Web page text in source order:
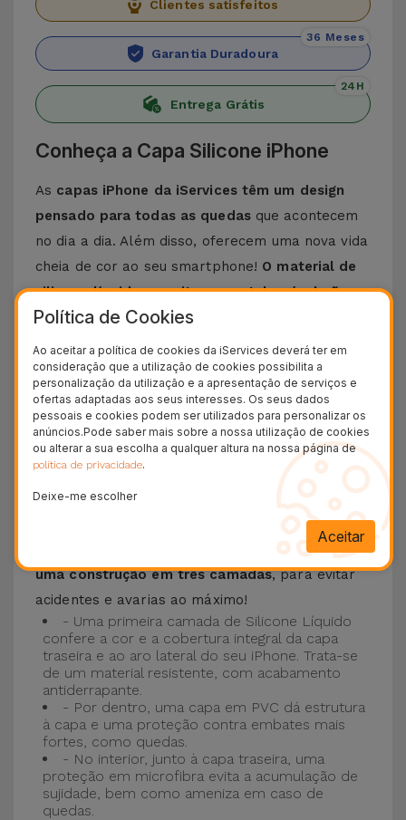
Clientes satisfeitos
Garantia Duradoura
36 Meses
Entrega Grátis
24H
Conheça a Capa Silicone iPhone
As capas iPhone da iServices têm um design
pensado para todas as quedasque acontecem
no dia a dia. Além disso, oferecem uma nova vida
cheia de cor ao seu smartphone! O material de
silicone líquido permite que o telemóvel não
escorregue da mão e é resistente a riscos
Esta Capa é compatível com os modelos
15, 14, 13, 12 entre outros bem como os mais
recentes modelos da Apple, o iPhone 16e
iPhone 17.
Proteção de 3 camadas com as Capas
Capas Silicone iPhone contam com
uma construção robusta e de qualidade, com
uma construção em três camadas, para evitar
acidentes e avarias ao máximo!
- Uma primeira camada de Silicone Líquido
confere a cor e a cobertura integral da capa
traseira e ao aro lateral do seu iPhone. Trata-se
de um material resistente, com acabamento
antiderrapante.
- Por dentro, uma capa em PVC dá estrutura
à capa e uma proteção contra embates mais
fortes, como quedas.
- No interior, junto à capa traseira, uma
proteção em microfibra evita a acumulação de
sujidade, bem como ameniza em caso de
quedas.
Política de Cookies
Ao aceitar a política de cookies da iServices deverá ter em
consideração que a utilização de cookies possibilita a
personalização da utilização e a apresentação de serviços e
ofertas adaptadas aos seus interesses. Os seus dados
pessoais e cookies podem ser utilizados para personalizar os
anúncios.Pode saber mais sobre a nossa utilização de cookies
ou alterar a sua escolha a qualquer altura na nossa página de
política de privacidade.
Deixe-me escolher
Aceitar